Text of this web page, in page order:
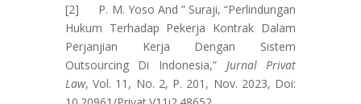
[2] P. M. Yoso And ” Suraji, “Perlindungan
Hukum Terhadap Pekerja Kontrak Dalam
Perjanjian Kerja Dengan Sistem
Outsourcing Di Indonesia,” Jurnal Privat
Law, Vol. 11, No. 2, P. 201, Nov. 2023, Doi: